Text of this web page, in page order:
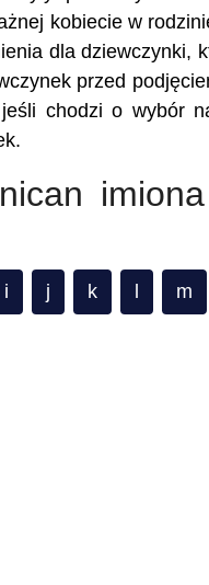
kobiecie w
dla dziewczynki,
przed
chodzi o wybór
i j k m